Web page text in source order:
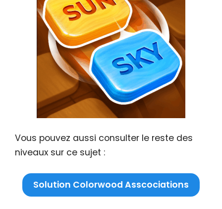
Vous pouvez aussi consulter le reste des
niveaux sur ce sujet :
Solution Colorwood Asscociations